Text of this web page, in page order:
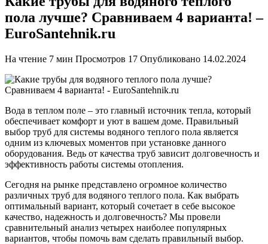
пола лучше? Сравниваем 4 варианта! –
EuroSantehnik.ru
На чтение 7 мин Просмотров 17 Опубликовано 14.02.2024
Вода в теплом поле – это главный источник тепла, который
обеспечивает комфорт и уют в вашем доме. Правильный
выбор труб для системы водяного теплого пола является
одним из ключевых моментов при установке данного
оборудования. Ведь от качества труб зависит долговечность и
эффективность работы системы отопления.
Сегодня на рынке представлено огромное количество
различных труб для водяного теплого пола. Как выбрать
оптимальный вариант, который сочетает в себе высокое
качество, надежность и долговечность? Мы провели
сравнительный анализ четырех наиболее популярных
вариантов, чтобы помочь вам сделать правильный выбор.